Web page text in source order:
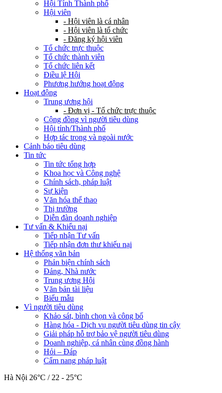
Hội Tỉnh Thành phố
Hội viên
- Hội viên là cá nhân
- Hội viên là tổ chức
- Đăng ký hội viên
Tổ chức trực thuộc
Tổ chức thành viên
Tổ chức liên kết
Điều lệ Hội
Phương hướng hoạt động
Hoạt động
Trung ương hội
- Đơn vị - Tổ chức trực thuộc
Cộng đồng vì người tiêu dùng
Hội tỉnh/Thành phố
Hợp tác trong và ngoài nước
Cảnh báo tiêu dùng
Tin tức
Tin tức tổng hợp
Khoa học và Công nghệ
Chính sách, pháp luật
Sự kiện
Văn hóa thể thao
Thị trường
Diễn đàn doanh nghiệp
Tư vấn & Khiếu nại
Tiếp nhận Tư vấn
Tiếp nhận đơn thư khiếu nại
Hệ thống văn bản
Phản biện chính sách
Đảng, Nhà nước
Trung ương Hội
Văn bản tài liệu
Biểu mẫu
Vì người tiêu dùng
Khảo sát, bình chọn và công bố
Hàng hóa - Dịch vụ người tiêu dùng tin cậy
Giải pháp hỗ trợ bảo vệ người tiêu dùng
Doanh nghiệp, cá nhân cùng đồng hành
Hỏi – Đáp
Cẩm nang pháp luật
Hà Nội 26°C / 22 - 25°C